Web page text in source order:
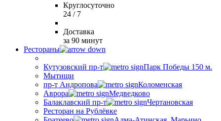
Круглосуточно
24 / 7
Доставка
за 90 минут
Рестораны
Кутузовский пр-т
Парк Победы 150 м.
Мытищи
пр-т Андропова
Коломенская
Аврора
Медведково
Балаклавский пр-т
Чертановская
Ресторан на Рублёвке